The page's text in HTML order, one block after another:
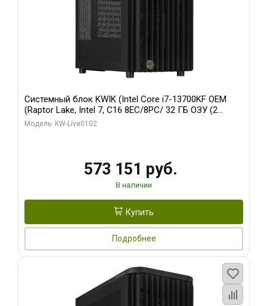
Системный блок KWIK (Intel Core i7-13700KF OEM
(Raptor Lake, Intel 7, C16 8EC/8PC/ 32 ГБ ОЗУ (2
модуля)/ Afox RTX4090 24GB GDDR6X 384-Bit 3xDP
Модель: KW-Live0102
573 151 руб.
В наличии
Купить
Подробнее